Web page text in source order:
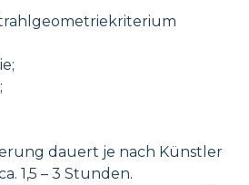
dauert je nach Künstler
1,5 – 3 Stunden.